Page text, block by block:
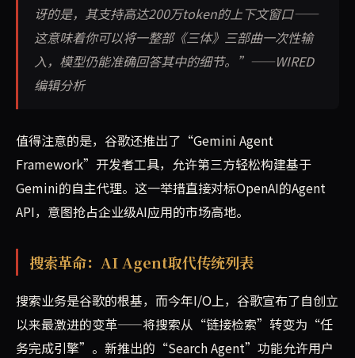
讶的是，其支持高达200万token的上下文窗口——
这意味着你可以将一整部《三体》三部曲一次性输
入，模型仍能准确回答其中的细节。”——WIRED
编辑分析
值得注意的是，谷歌还推出了“Gemini Agent
Framework”开发者工具，允许第三方轻松构建基于
Gemini的自主代理。这一举措直接对标OpenAI的Agent
API，意图抢占企业级AI应用的市场高地。
搜索革命：AI Agent取代传统列表
搜索业务是谷歌的根基，而今年I/O上，谷歌宣布了自创立
以来最激进的变革——将搜索从“链接检索”转变为“任
务完成引擎”。新推出的“Search Agent”功能允许用户